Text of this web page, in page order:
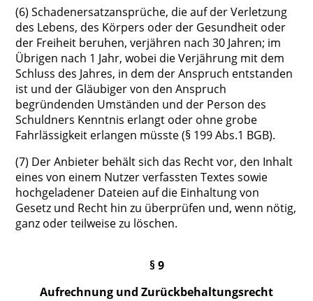
(6) Schadenersatzansprüche, die auf der Verletzung
des Lebens, des Körpers oder der Gesundheit oder
der Freiheit beruhen, verjähren nach 30 Jahren; im
Übrigen nach 1 Jahr, wobei die Verjährung mit dem
Schluss des Jahres, in dem der Anspruch entstanden
ist und der Gläubiger von den Anspruch
begründenden Umständen und der Person des
Schuldners Kenntnis erlangt oder ohne grobe
Fahrlässigkeit erlangen müsste (§ 199 Abs.1 BGB).
(7) Der Anbieter behält sich das Recht vor, den Inhalt
eines von einem Nutzer verfassten Textes sowie
hochgeladener Dateien auf die Einhaltung von
Gesetz und Recht hin zu überprüfen und, wenn nötig,
ganz oder teilweise zu löschen.
§ 9
Aufrechnung und Zurückbehaltungsrecht